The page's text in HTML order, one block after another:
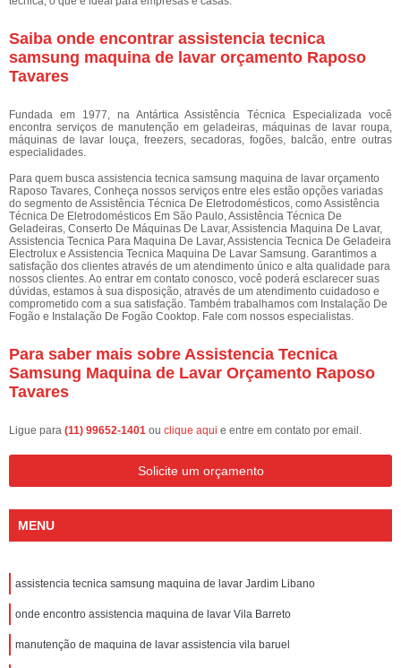
Saiba onde encontrar assistencia tecnica
samsung maquina de lavar orçamento Raposo
Tavares
Fundada em 1977, na Antártica Assistência Técnica Especializada você
encontra serviços de manutenção em geladeiras, máquinas de lavar roupa,
máquinas de lavar louça, freezers, secadoras, fogões, balcão, entre outras
especialidades.
Para quem busca assistencia tecnica samsung maquina de lavar orçamento
Raposo Tavares, Conheça nossos serviços entre eles estão opções variadas
do segmento de Assistência Técnica De Eletrodomésticos, como Assistência
Técnica De Eletrodomésticos Em São Paulo, Assistência Técnica De
Geladeiras, Conserto De Máquinas De Lavar, Assistencia Maquina De Lavar,
Assistencia Tecnica Para Maquina De Lavar, Assistencia Tecnica De Geladeira
Electrolux e Assistencia Tecnica Maquina De Lavar Samsung. Garantimos a
satisfação dos clientes através de um atendimento único e alta qualidade para
nossos clientes. Ao entrar em contato conosco, você poderá esclarecer suas
dúvidas, estamos à sua disposição, através de um atendimento cuidadoso e
comprometido com a sua satisfação. Também trabalhamos com Instalação De
Fogão e Instalação De Fogão Cooktop. Fale com nossos especialistas.
Para saber mais sobre Assistencia Tecnica
Samsung Maquina de Lavar Orçamento Raposo
Tavares
Ligue para (11) 99652-1401 ou clique aqui e entre em contato por email.
Solicite um orçamento
MENU
assistencia tecnica samsung maquina de lavar Jardim Libano
onde encontro assistencia maquina de lavar Vila Barreto
manutenção de maquina de lavar assistencia vila baruel